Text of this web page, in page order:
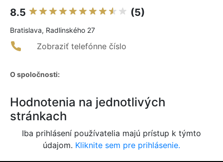
8.5 (5)
Bratislava, Radlinského 27
Zobraziť telefónne číslo
O spoločnosti:
Hodnotenia na jednotlivých
stránkach
Iba prihlásení používatelia majú prístup k týmto
údajom. Kliknite sem pre prihlásenie.